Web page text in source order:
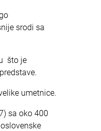
srodi sa
što je
umetnice.
sa oko 400